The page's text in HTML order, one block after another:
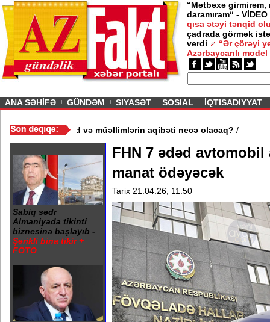
“Mətbəxə girmirəm,
daramıram“ - VİDEO
qısa ətəyi tənqid
çadrada görmək
verdi
“Ər çörəyi
Azərbaycanlı model
ANA SƏHİFƏ GÜNDƏM SIYASƏT SOSIAL İQTISADIYYAT
məktəb bağlandı - Şagird və müəllimlərin aqibəti necə olacaq?
Sabiq sədr
Almaniyada tikinti
biznesinə başlayıb -
Şərikli bina tikir +
FOTO
FHN 7 ədəd avtomobil
manat ödəyəcək
Tarix 21.04.26, 11:50